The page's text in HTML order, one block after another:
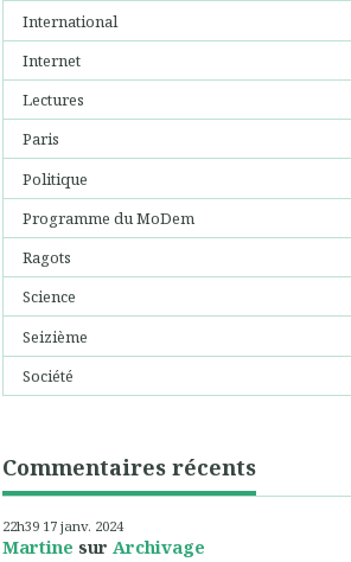
International
Internet
Lectures
Paris
Politique
Programme du MoDem
Ragots
Science
Seizième
Société
Commentaires récents
22h39 17 janv. 2024
Martine sur Archivage